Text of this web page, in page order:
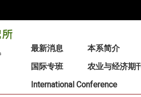
最新消息 本系简介
国际专班
农业与经济期
International Conference